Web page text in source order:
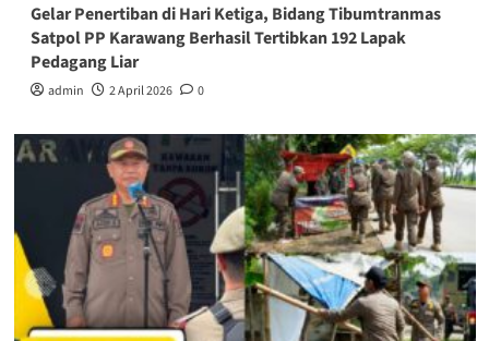
Gelar Penertiban di Hari Ketiga, Bidang Tibumtranmas
Satpol PP Karawang Berhasil Tertibkan 192 Lapak
Pedagang Liar
admin 2 April 2026 0